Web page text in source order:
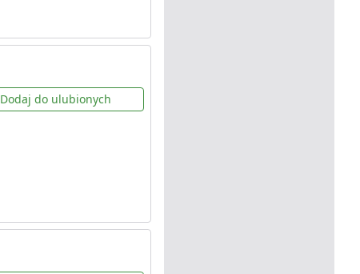
Dodaj do ulubionych